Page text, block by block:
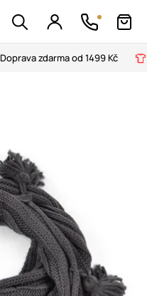
Doprava zdarma od 1499 Kč